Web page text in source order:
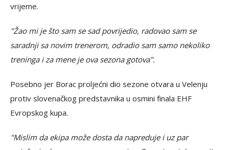
vrijeme.
"Žao mi je što sam se sad povrijedio, radovao sam se
saradnji sa novim trenerom, odradio sam samo nekoliko
treninga i za mene je ova sezona gotova".
Posebno jer Borac proljećni dio sezone otvara u Velenju
protiv slovenačkog predstavnika u osmini finala EHF
Evropskog kupa.
"Mislim da ekipa može dosta da napreduje i uz par